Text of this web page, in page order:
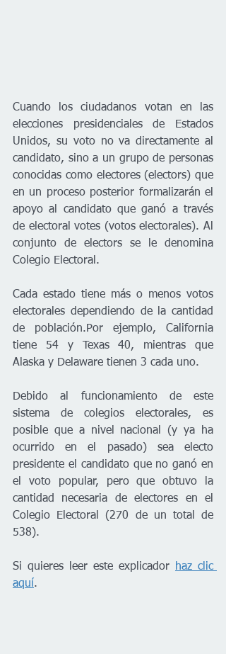
Cuando los ciudadanos votan en las
elecciones presidenciales de Estados
Unidos, su voto no va directamente al
candidato, sino a un grupo de personas
conocidas como electores (electors) que
en un proceso posterior formalizarán el
apoyo al candidato que ganó a través
de electoral votes (votos electorales). Al
conjunto de electors se le denomina
Colegio Electoral.
Cada estado tiene más o menos votos
electorales dependiendo de la cantidad
de población.Por ejemplo, California
tiene 54 y Texas 40, mientras que
Alaska y Delaware tienen 3 cada uno.
Debido al funcionamiento de este
sistema de colegios electorales, es
posible que a nivel nacional (y ya ha
ocurrido en el pasado) sea electo
presidente el candidato que no ganó en
el voto popular, pero que obtuvo la
cantidad necesaria de electores en el
Colegio Electoral (270 de un total de
538).
Si quieres leer este explicador haz clic
aquí.